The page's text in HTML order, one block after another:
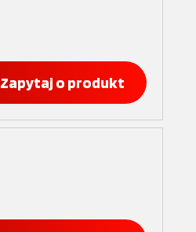
Zapytaj o produkt